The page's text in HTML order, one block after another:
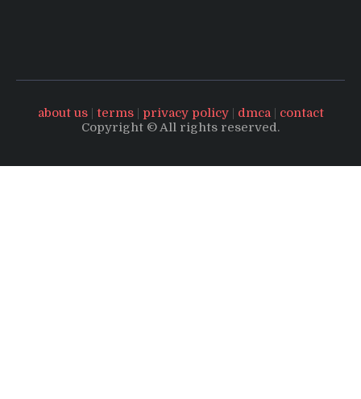
about us| terms| privacy policy| dmca| contact
Copyright © All rights reserved.